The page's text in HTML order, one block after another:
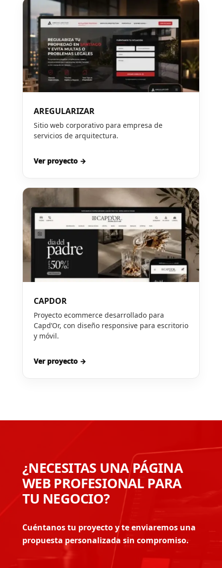
AREGULARIZAR
Sitio web corporativo para empresa de
servicios de arquitectura.
Ver proyecto →
CAPDOR
Proyecto ecommerce desarrollado para
Capd’Or, con diseño responsive para escritorio
y móvil.
Ver proyecto →
¿NECESITAS UNA PÁGINA
WEB PROFESIONAL PARA
TU NEGOCIO?
Cuéntanos tu proyecto y te enviaremos una
propuesta personalizada sin compromiso.